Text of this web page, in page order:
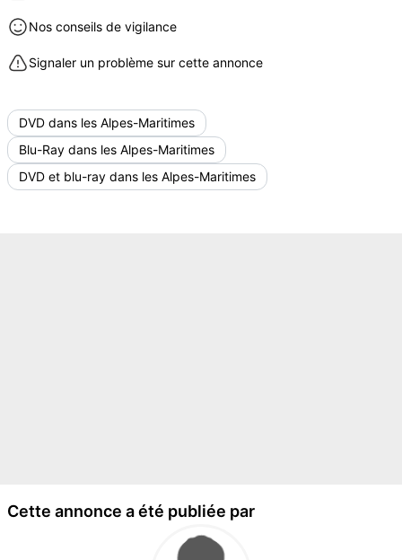
Nos conseils de vigilance
Signaler un problème sur cette annonce
DVD dans les Alpes-Maritimes
Blu-Ray dans les Alpes-Maritimes
DVD et blu-ray dans les Alpes-Maritimes
Cette annonce a été publiée par